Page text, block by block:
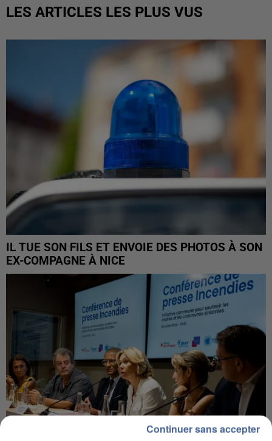
LES ARTICLES LES PLUS VUS
IL TUE SON FILS ET ENVOIE DES PHOTOS À SON
EX-COMPAGNE À NICE
Continuer sans accepter